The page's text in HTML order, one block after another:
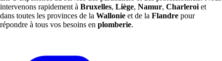
intervenons rapidement à Bruxelles, Liège, Namur, Charleroi et
dans toutes les provinces de la Wallonie et de la Flandre pour
répondre à tous vos besoins en plomberie.